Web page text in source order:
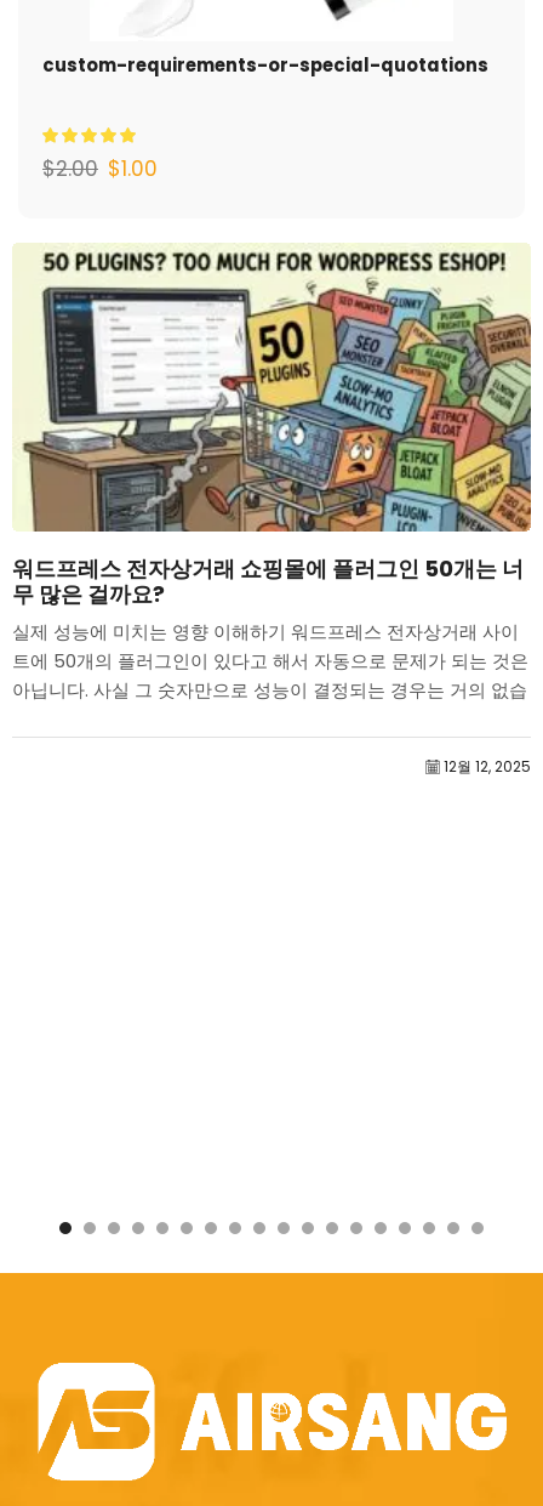
custom-requirements-or-special-quotations
$2.00 $1.00
워드프레스 전자상거래 쇼핑몰에 플러그인 50개는 너
무 많은 걸까요?
실제 성능에 미치는 영향 이해하기 워드프레스 전자상거래 사이
트에 50개의 플러그인이 있다고 해서 자동으로 문제가 되는 것은
아닙니다. 사실 그 숫자만으로 성능이 결정되는 경우는 거의 없습
12월 12, 2025